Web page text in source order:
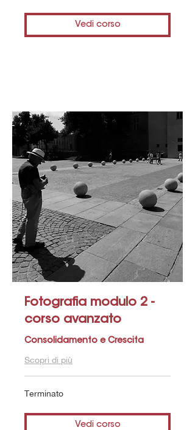
Vedi corso
Fotografia modulo 2 -
corso avanzato
Consolidamento e Crescita
Scopri di più
Terminato
Vedi corso